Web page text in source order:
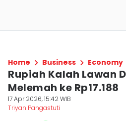
Home Business Economy
Rupiah Kalah Lawan
Melemah ke Rp17.188
17 Apr 2026, 15:42 WIB
Triyan Pangastuti